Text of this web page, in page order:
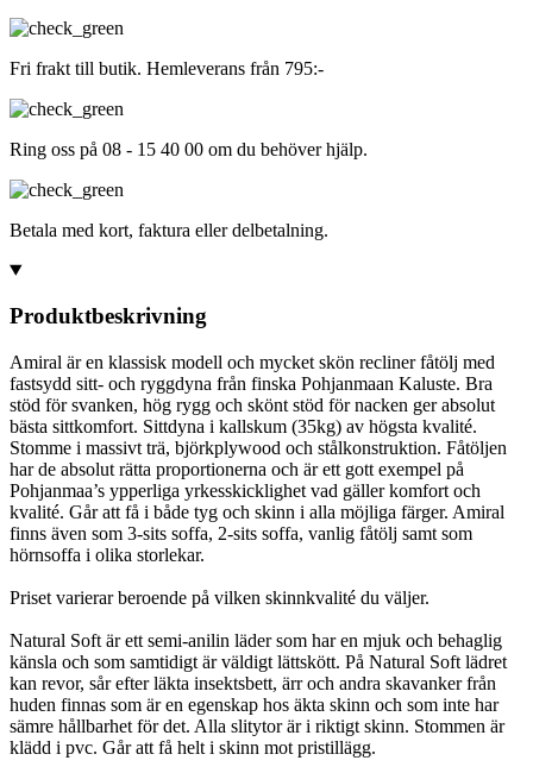
Fri frakt till butik. Hemleverans från 795:-
Ring oss på 08 - 15 40 00 om du behöver hjälp.
Betala med kort, faktura eller delbetalning.
Produktbeskrivning
Amiral är en klassisk modell och mycket skön recliner fåtölj med
fastsydd sitt- och ryggdyna från finska Pohjanmaan Kaluste. Bra
stöd för svanken, hög rygg och skönt stöd för nacken ger absolut
bästa sittkomfort. Sittdyna i kallskum (35kg) av högsta kvalité.
Stomme i massivt trä, björkplywood och stålkonstruktion. Fåtöljen
har de absolut rätta proportionerna och är ett gott exempel på
Pohjanmaa’s ypperliga yrkesskicklighet vad gäller komfort och
kvalité. Går att få i både tyg och skinn i alla möjliga färger. Amiral
finns även som 3-sits soffa, 2-sits soffa, vanlig fåtölj samt som
hörnsoffa i olika storlekar.
Priset varierar beroende på vilken skinnkvalité du väljer.
Natural Soft är ett semi-anilin läder som har en mjuk och behaglig
känsla och som samtidigt är väldigt lättskött. På Natural Soft lädret
kan revor, sår efter läkta insektsbett, ärr och andra skavanker från
huden finnas som är en egenskap hos äkta skinn och som inte har
sämre hållbarhet för det. Alla slitytor är i riktigt skinn. Stommen är
klädd i pvc. Går att få helt i skinn mot pristillägg.